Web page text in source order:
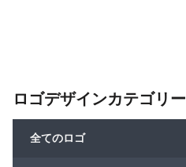
ロゴデザインカテゴリー
全てのロゴ